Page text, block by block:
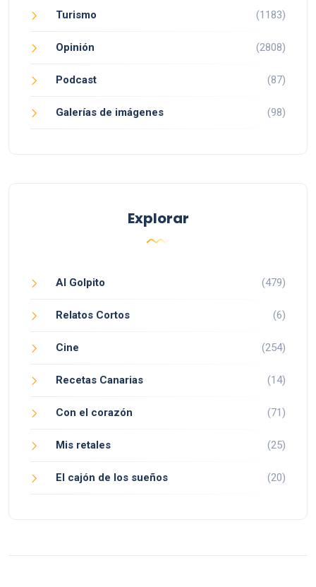
Turismo (1183)
Opinión (2808)
Podcast (87)
Galerías de imágenes (98)
Explorar
Al Golpito (479)
Relatos Cortos (6)
Cine (254)
Recetas Canarias (14)
Con el corazón (71)
Mis retales (25)
El cajón de los sueños (20)